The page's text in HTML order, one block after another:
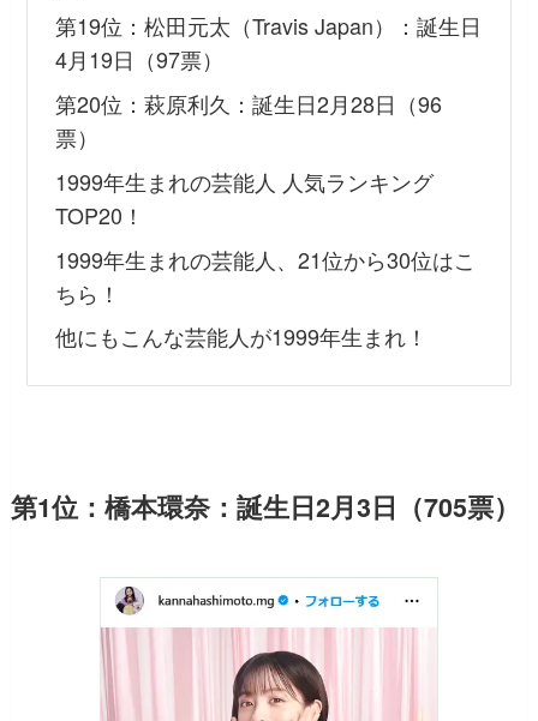
第19位：松田元太（Travis Japan）：誕生日
4月19日（97票）
第20位：萩原利久：誕生日2月28日（96
票）
1999年生まれの芸能人 人気ランキング
TOP20！
1999年生まれの芸能人、21位から30位はこ
ちら！
他にもこんな芸能人が1999年生まれ！
第1位：橋本環奈：誕生日2月3日（705票）